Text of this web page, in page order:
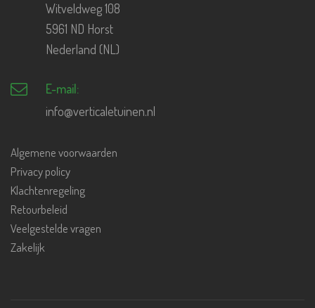
Witveldweg 108
5961 ND Horst
Nederland (NL)
E-mail:
info@verticaletuinen.nl
Algemene voorwaarden
Privacy policy
Klachtenregeling
Retourbeleid
Veelgestelde vragen
Zakelijk